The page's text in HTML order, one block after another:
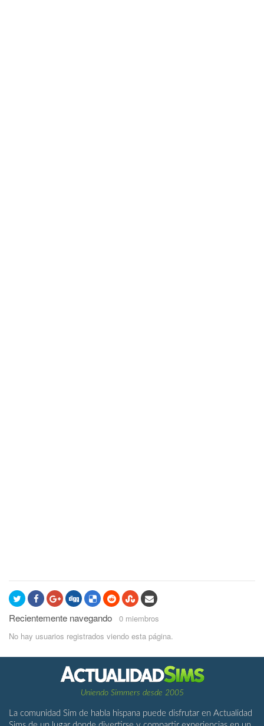
Recientemente navegando 0 miembros
No hay usuarios registrados viendo esta página.
Uniendo Simmers desde 2005
La comunidad Sim de habla hispana puede disfrutar en Actualidad